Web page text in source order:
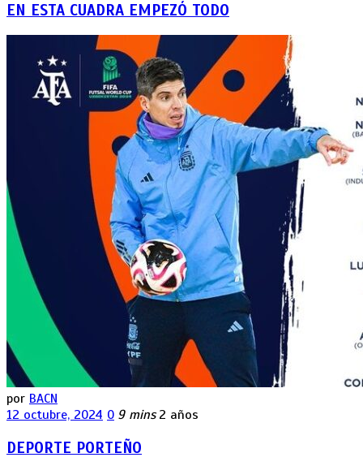
EN ESTA CUADRA EMPEZÓ TODO
por BACN
12 octubre, 2024 0 9 mins 2 años
DEPORTE PORTEÑO